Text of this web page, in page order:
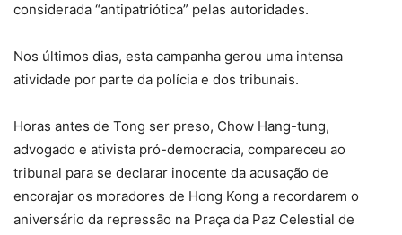
considerada “antipatriótica” pelas autoridades.
Nos últimos dias, esta campanha gerou uma intensa
atividade por parte da polícia e dos tribunais.
Horas antes de Tong ser preso, Chow Hang-tung,
advogado e ativista pró-democracia, compareceu ao
tribunal para se declarar inocente da acusação de
encorajar os moradores de Hong Kong a recordarem o
aniversário da repressão na Praça da Paz Celestial de